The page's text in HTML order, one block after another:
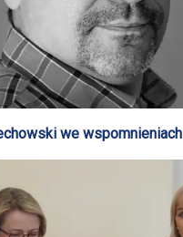
we wspomnieniach